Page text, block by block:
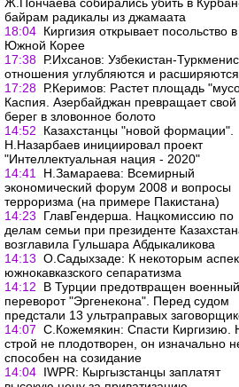
байрам радикалы из джамаата
18:04 Киргизия открывает посольство в
Южной Корее
17:38 Р.Ихсанов: Узбекистан-
отношения углубляются и расширяются
17:28 Р.Керимов: Растет площадь
Каспия. Азербайджан превращает свой
берег в зловонное болото
14:52
Казахстанцы "новой формации".
Н.Назарбаев инициировал проект
"Интеллектуальная нация - 2020"
14:41
Н.Замараева: Всемирный
экономический форум 2008 и вопросы
терроризма (на примере Пакистана)
14:23
ГлавГендерша. Нацкомиссию по
делам семьи при президенте
возглавила Гульшара Абдыкаликова
14:13 О.Садыхзаде: К некоторым
южнокавказского сепаратизма
14:12
В Турции предотвращен военный
переворот "Эргенекона". Перед судом
предстали 13 ультраправых
14:07 С.Кожемякин: Спасти Киргизию.
строй не плодотворен, он изначально
способен на созидание
14:04 IWPR: Кыргызстанцы заплатят